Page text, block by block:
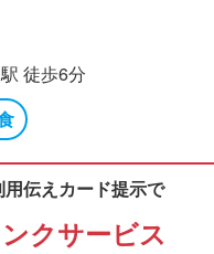
徒歩6分
伝えカード提示で
クサービス